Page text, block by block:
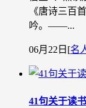
《唐诗三百
吟。——...
06月22日 [名
41句关于读